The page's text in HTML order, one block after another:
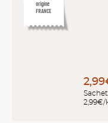
origine
FRANCE
2,99€/